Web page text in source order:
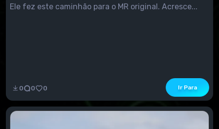
Ele fez este caminhão para o MR original. Acresce...
0 0 0 Ir Para